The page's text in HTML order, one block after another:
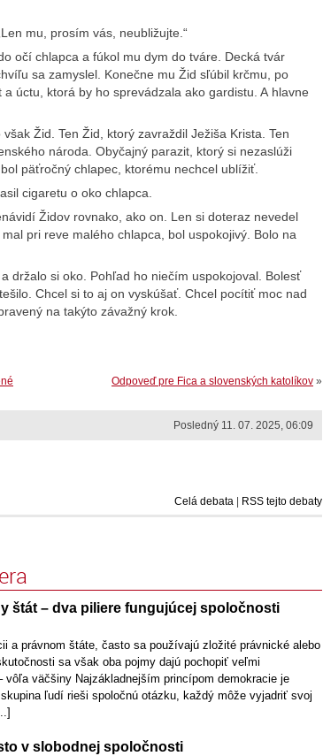
mu, prosím vás, neubližujte.“
očí chlapca a fúkol mu dym do tváre. Decká tvár
sa zamyslel. Konečne mu Žid sľúbil krčmu, po
úctu, ktorá by ho sprevádzala ako gardistu. A hlavne
Žid. Ten Žid, ktorý zavraždil Ježiša Krista. Ten
národa. Obyčajný parazit, ktorý si nezaslúži
päťročný chlapec, ktorému nechcel ublížiť.
cigaretu o oko chlapca.
Židov rovnako, ako on. Len si doteraz nevedel
pri reve malého chlapca, bol uspokojivý. Bolo na
držalo si oko. Pohľad ho niečím uspokojoval. Bolesť
Chcel si to aj on vyskúšať. Chcel pocítiť moc nad
na takýto závažný krok.
Odpoveď pre Fica a slovenských katolíkov »
Posledný 11. 07. 2025, 06:09
Celá debata RSS tejto debaty
štát – dva piliere fungujúcej spoločnosti
a právnom štáte, často sa používajú zložité právnické alebo
sa však oba pojmy dajú pochopiť veľmi
vôľa väčšiny Najzákladnejším princípom demokracie je
ľudí rieši spoločnú otázku, každý môže vyjadriť svoj
v slobodnej spoločnosti